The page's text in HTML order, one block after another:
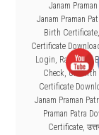
Janam
Janam Praman
Birth Certificate,
Certificate
Login, Rajasthan
Check,UP Birth
Certificate
Janam Praman
Praman Patra
Certificate,